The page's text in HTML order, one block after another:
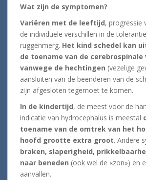
Wat zijn de symptomen?
Variëren met de leeftijd, progressie
de individuele verschillen in de
ruggenmerg. Het kind schedel kan
de toename van de
vanwege de hechtingen (vezelige
aansluiten van de beenderen van de
zijn afgesloten tegemoet te komen.
In de kindertijd, de meest voor de
indicatie van hydrocephalus is meestal
toename van de omtrek van het
hoofd grootte extra groot. Andere
braken, slaperigheid,
naar beneden (ook wel de «zon») en
aanvallen.